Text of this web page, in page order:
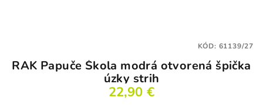
RAK Papuče Škola modrá otvorená špička
úzky strih
22,90 €
KÓD: 61139/27